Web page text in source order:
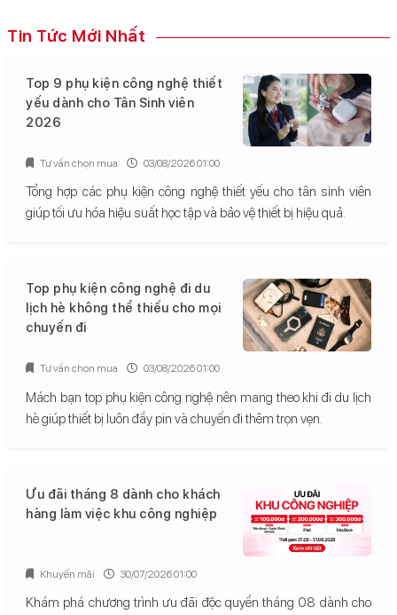
Tin Tức Mới Nhất
Top 9 phụ kiện công nghệ thiết
yếu dành cho Tân Sinh viên
2026
Tổng hợp các phụ kiện công nghệ thiết yếu cho tân sinh viên
giúp tối ưu hóa hiệu suất học tập và bảo vệ thiết bị hiệu quả.
Tư vấn chọn mua 03/08/2026 01:00
Top phụ kiện công nghệ đi du
lịch hè không thể thiếu cho mọi
chuyến đi
Mách bạn top phụ kiện công nghệ nên mang theo khi đi du lịch
hè giúp thiết bị luôn đầy pin và chuyến đi thêm trọn vẹn.
Tư vấn chọn mua 03/08/2026 01:00
Ưu đãi tháng 8 dành cho khách
hàng làm việc khu công nghiệp
Khám phá chương trình ưu đãi độc quyền tháng 08 dành cho
Khuyến mãi 30/07/2026 01:00